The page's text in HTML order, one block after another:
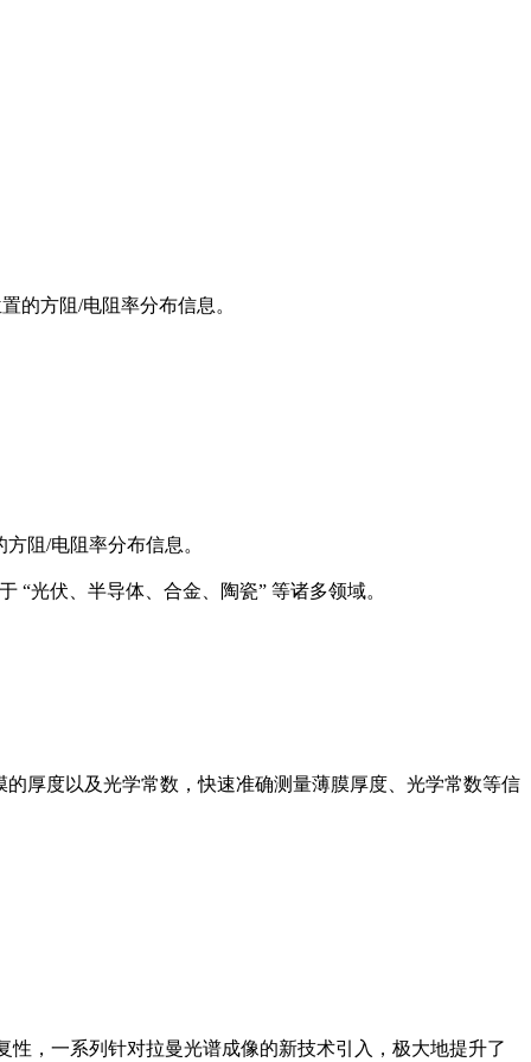
的方阻/电阻率分布信息。
阻/电阻率分布信息。
光伏、半导体、合金、陶瓷” 等诸多领域。
厚度以及光学常数，快速准确测量薄膜厚度、光学常数等信
，一系列针对拉曼光谱成像的新技术引入，极大地提升了